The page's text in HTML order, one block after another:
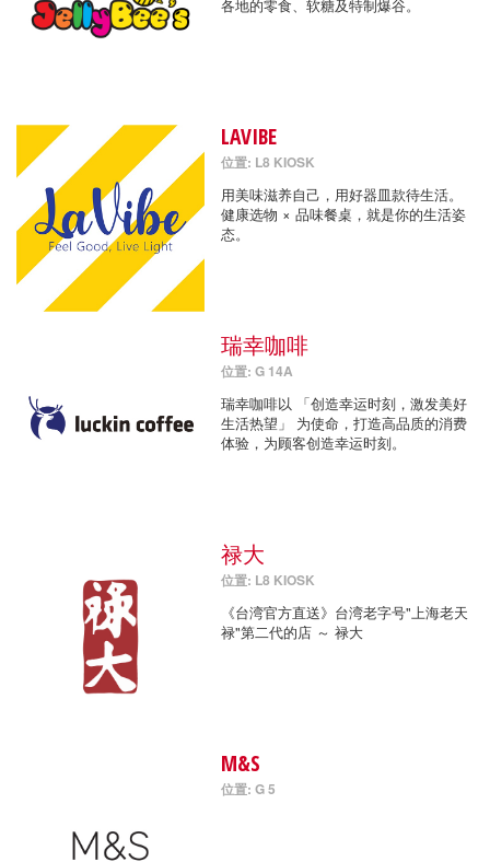
各地的零食、软糖及特制爆谷。
LAVIBE
位置: L8 KIOSK
用美味滋养自己，用好器皿款待生活。
健康选物 × 品味餐桌，就是你的生活姿
态。
瑞幸咖啡
位置: G 14A
瑞幸咖啡以 「创造幸运时刻，激发美好
生活热望」 为使命，打造高品质的消费
体验，为顾客创造幸运时刻。
禄大
位置: L8 KIOSK
《台湾官方直送》台湾老字号"上海老天
禄"第二代的店 ～ 禄大
M&S
位置: G 5